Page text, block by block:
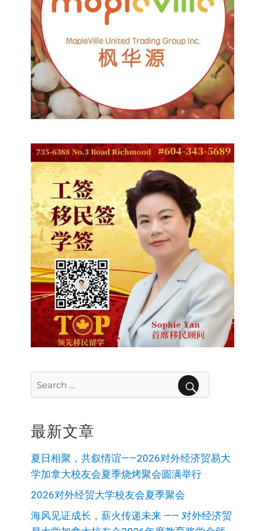
for:
最新文章
夏日相聚，共叙情谊——2026对外经济贸易大
学加拿大校友会夏季烧烤聚会圆满举行
2026对外经贸大学校友会夏季聚会
海风见证成长，薪火传递未来 —— 对外经济贸